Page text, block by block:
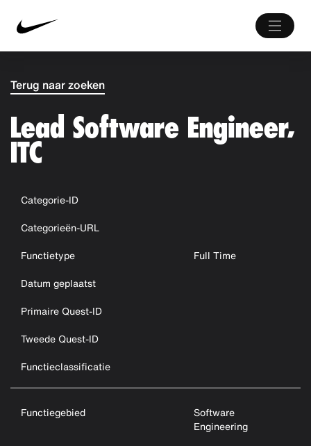
Terug naar zoeken
Lead Software Engineer,
ITC
Categorie-ID
Categorieën-URL
Functietype
Full Time
Datum geplaatst
Primaire Quest-ID
Tweede Quest-ID
Functieclassificatie
Functiegebied
Software
Engineering